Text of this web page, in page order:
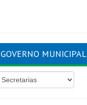
GOVERNO MUNICIPAL